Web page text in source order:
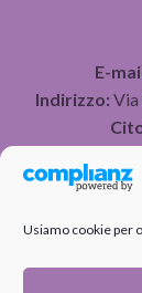
Usiamo cookie per
E-
Indirizzo: Via
COOKIE POLICY